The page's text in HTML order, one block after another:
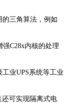
三角算法，例如
强C28x内核的处理
工业UPS系统等工业
可实现隔离式电